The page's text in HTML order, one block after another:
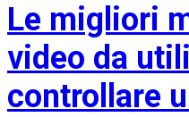
Le migliori
video da
controllare